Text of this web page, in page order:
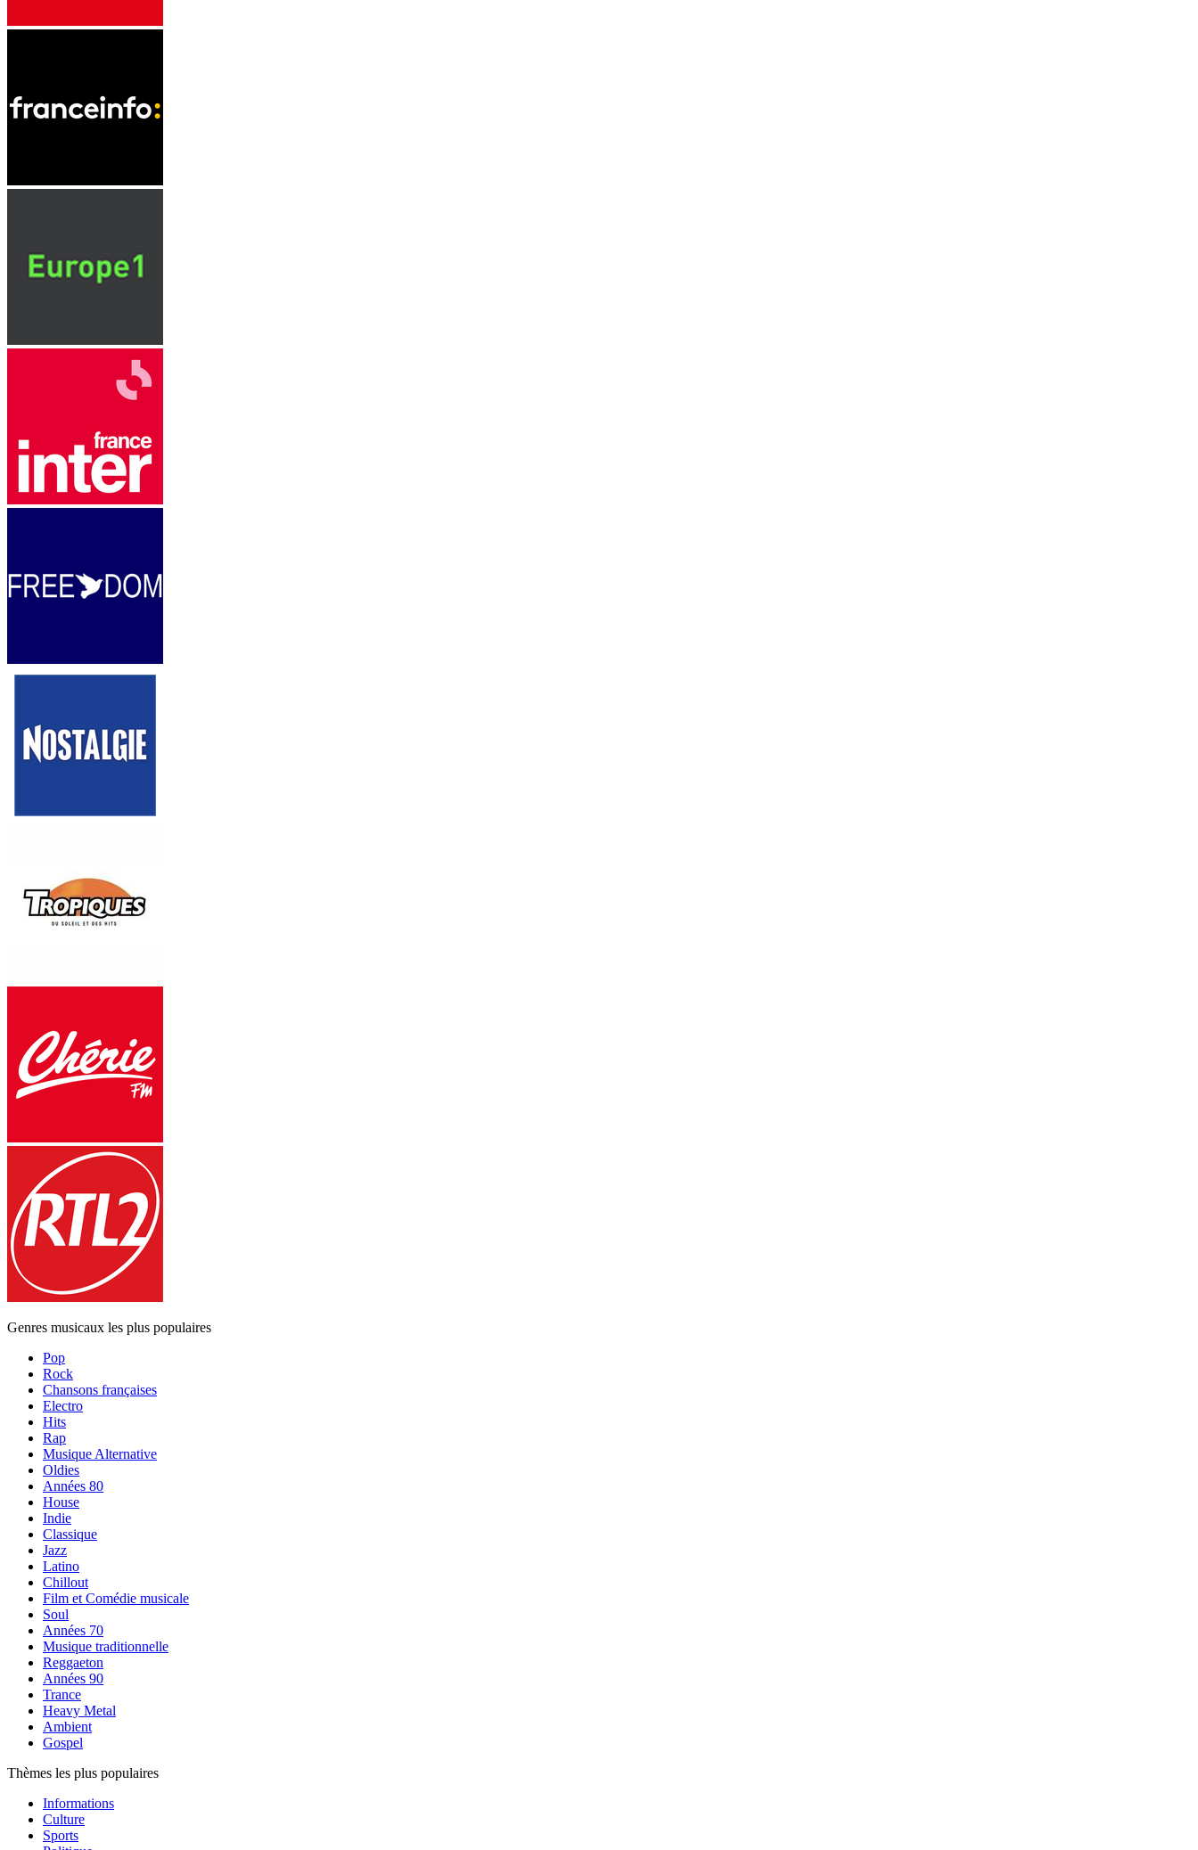
Genres musicaux les plus populaires
Pop
Rock
Chansons françaises
Electro
Hits
Rap
Musique Alternative
Oldies
Années 80
House
Indie
Classique
Jazz
Latino
Chillout
Film et Comédie musicale
Soul
Années 70
Musique traditionnelle
Reggaeton
Années 90
Trance
Heavy Metal
Ambient
Gospel
Thèmes les plus populaires
Informations
Culture
Sports